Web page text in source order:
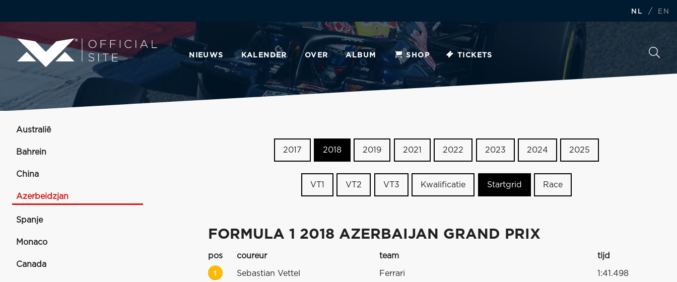
NL / EN
NIEUWS KALENDER OVER ALBUM SHOP TICKETS
Australië
Bahrein
China
Azerbeidzjan
Spanje
Monaco
Canada
2017 2018 2019 2021 2022 2023 2024 2025
VT1 VT2 VT3 Kwalificatie Startgrid Race
FORMULA 1 2018 AZERBAIJAN GRAND PRIX
pos coureur team tijd
1 Sebastian Vettel Ferrari 1:41.498